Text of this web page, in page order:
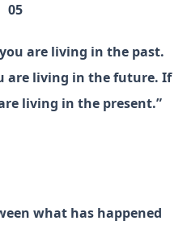
05
are living in the past.
are living in the future. If
living in the present.”
what has happened